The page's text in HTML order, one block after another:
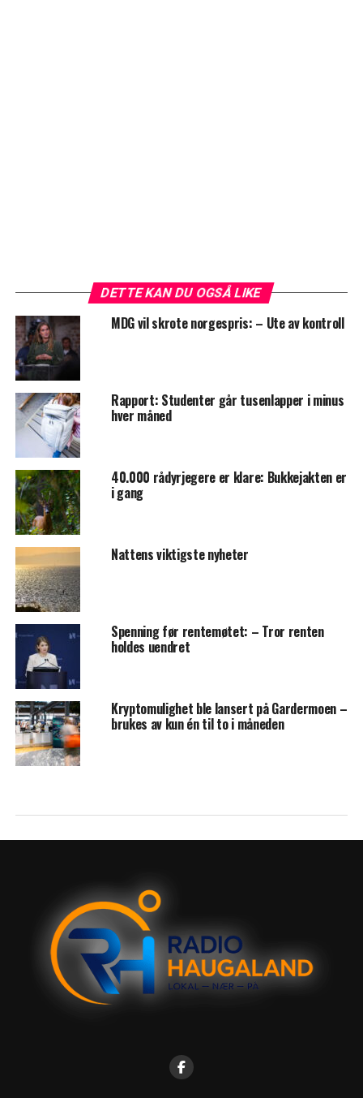
DETTE KAN DU OGSÅ LIKE
MDG vil skrote norgespris: – Ute av kontroll
Rapport: Studenter går tusenlapper i minus
hver måned
40.000 rådyrjegere er klare: Bukkejakten er
i gang
Nattens viktigste nyheter
Spenning før rentemøtet: – Tror renten
holdes uendret
Kryptomulighet ble lansert på Gardermoen –
brukes av kun én til to i måneden